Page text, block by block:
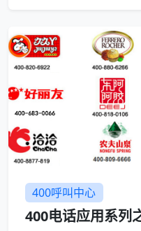
400呼叫中心
400电话应用系列